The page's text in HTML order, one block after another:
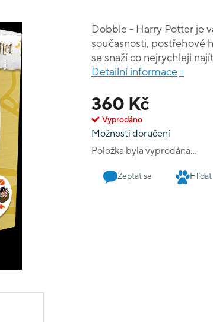
360 Kč
Vyprodáno
Možnosti doručení
Položka byla vyprodána…
Dobble - Harry Potter je
současnosti, postřehové
se snaží co nejrychleji
vás ale ve hře budou
Detailní informace
Zeptat se Hlídat